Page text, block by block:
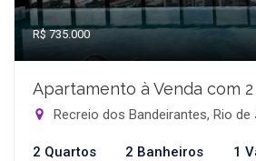
R$ 735.000
Apartamento à Venda com
Recreio dos Bandeirantes, Rio de
2 Quartos 2 Banheiros 1